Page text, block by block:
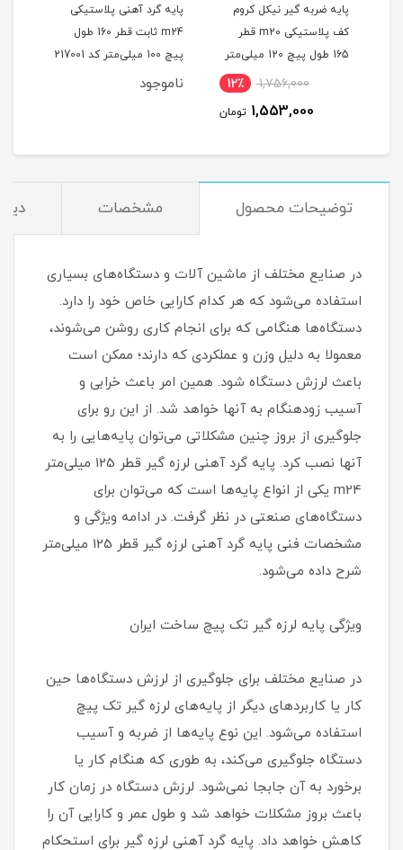
پایه ضربه گیر نیکل کروم
کف پلاستیکی m20 قطر
165 طول پیچ 120 میلی‌متر
1,756,000 12٪
1,553,000 تومان
پایه گرد آهنی پلاستیکی
m24 ثابت قطر 160 طول
پیچ 100 میلی‌متر کد 217001
ناموجود
توضیحات محصول مشخصات
در صنایع مختلف از ماشین آلات و دستگاه‌های بسیاری
استفاده می‌شود که هر کدام کارایی خاص خود را دارد.
دستگاه‌ها هنگامی که برای انجام کاری روشن می‌شوند،
معمولا به دلیل وزن و عملکردی که دارند؛ ممکن است
باعث لرزش دستگاه شود. همین امر باعث خرابی و
آسیب زودهنگام به آنها خواهد شد. از این رو برای
جلوگیری از بروز چنین مشکلاتی می‌توان پایه‌هایی را به
آنها نصب کرد. پایه گرد آهنی لرزه گیر قطر 125 میلی‌متر
m24 یکی از انواع پایه‌ها است که می‌توان برای
دستگاه‌های صنعتی در نظر گرفت. در ادامه ویژگی و
مشخصات فنی پایه گرد آهنی لرزه گیر قطر 125 میلی‌متر
شرح داده می‌شود.
ویژگی پایه لرزه گیر تک پیچ ساخت ایران
در صنایع مختلف برای جلوگیری از لرزش دستگاه‌ها حین
کار یا کاربردهای دیگر از پایه‌های لرزه گیر تک پیچ
استفاده می‌شود. این نوع پایه‌ها از ضربه و آسیب
دستگاه جلوگیری می‌کند، به طوری که هنگام کار یا
برخورد به آن جابجا نمی‌شود. لرزش دستگاه در زمان کار
باعث بروز مشکلات خواهد شد و طول عمر و کارایی آن را
کاهش خواهد داد. پایه گرد آهنی لرزه گیر برای استحکام